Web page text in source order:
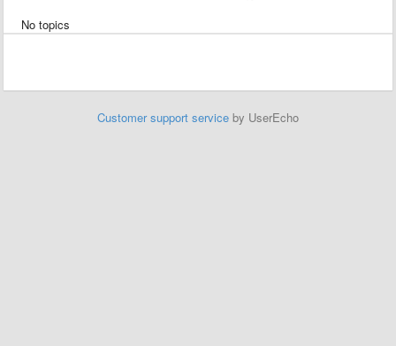
No topics
Customer support service by UserEcho